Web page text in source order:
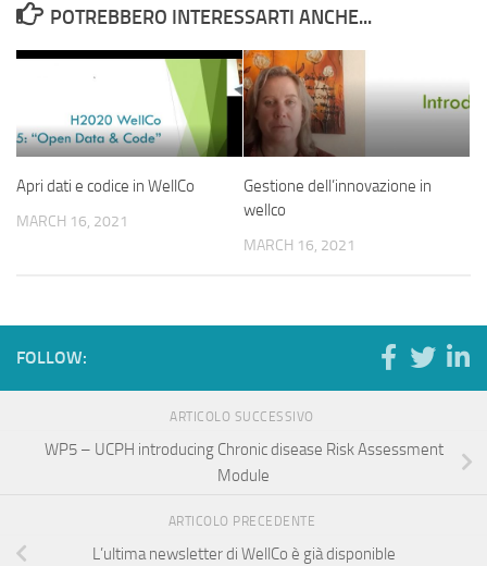
POTREBBERO INTERESSARTI ANCHE...
Apri dati e codice in WellCo
MARCH 16, 2021
Gestione dell’innovazione in
wellco
MARCH 16, 2021
FOLLOW:
ARTICOLO SUCCESSIVO
WP5 – UCPH introducing Chronic disease Risk Assessment
Module
ARTICOLO PRECEDENTE
L’ultima newsletter di WellCo è già disponible